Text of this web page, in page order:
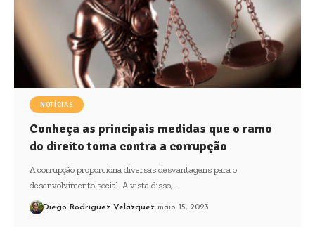
NOTÍCIAS
Conheça as principais medidas que o ramo
do direito toma contra a corrupção
A corrupção proporciona diversas desvantagens para o
desenvolvimento social. À vista disso,…
Diego Rodríguez Velázquez maio 15, 2023